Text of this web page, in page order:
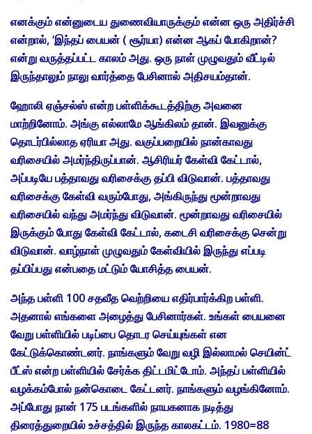
எனக்கும் என்னுடைய துணைவியாருக்கும் என்ன ஒரு அதிர்ச்சி
என்றால், ‘இந்தப் பையன் ( சூர்யா) என்ன ஆகப் போகிறான்?
என்று வருத்தப்பட்ட காலம் அது. ஒரு நாள் முழுவதும் வீட்டில்
இருந்தாலும் நாலு வார்த்தை பேசினால் அதிசயம்தான்.
ஹோலி ஏஞ்சல்ஸ் என்ற பள்ளிக்கூடத்திற்கு அவனை
மாற்றினோம். அங்கு எல்லாமே ஆங்கிலம் தான். இவனுக்கு
தொடர்பில்லாத ஏரியா அது. வகுப்பறையில் நான்காவது
வரிசையில் அமர்ந்திருப்பான். ஆசிரியர் கேள்வி கேட்டால்,
அப்படியே பத்தாவது வரிசைக்கு தப்பி விடுவான். பத்தாவது
வரிசைக்கு கேள்வி வரும்போது, அங்கிருந்து மூன்றாவது
வரிசையில் வந்து அமர்ந்து விடுவான். மூன்றாவது வரிசையில்
இருக்கும் போது கேள்வி கேட்டால், கடைசி வரிசைக்கு சென்று
விடுவான். வாழ்நாள் முழுவதும் கேள்வியில் இருந்து எப்படி
தப்பிப்பது என்பதை மட்டும் யோசித்த பையன்.
அந்த பள்ளி 100 சதவீத வெற்றியை எதிர்பார்க்கிற பள்ளி.
அதனால் எங்களை அழைத்து பேசினார்கள். உங்கள் பையனை
வேறு பள்ளியில் படிப்பை தொடர செய்யுங்கள் என
கேட்டுக்கொண்டனர். நாங்களும் வேறு வழி இல்லாமல் செயின்ட்
பீட்ஸ் என்ற பள்ளியில் சேர்க்க திட்டமிட்டோம். அந்தப் பள்ளியில்
வழக்கம்போல் நன்கொடை கேட்டனர். நாங்களும் வழங்கினோம்.
அப்போது நான் 175 படங்களில் நாயகனாக நடித்து
திரைத்துறையில் உச்சத்தில் இருந்த காலகட்டம். 1980=88